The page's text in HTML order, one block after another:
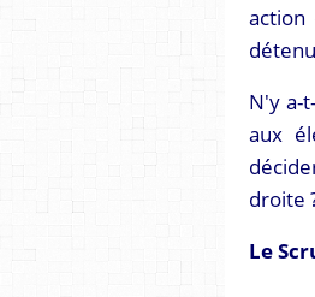
action
N'y a-
aux
droite
Le